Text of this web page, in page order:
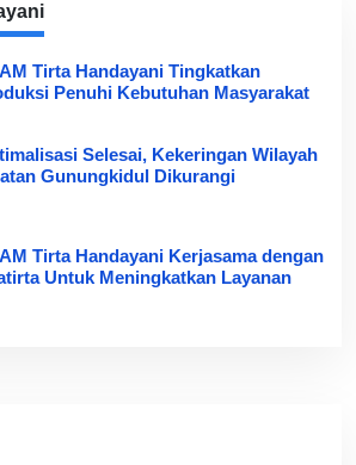
Tirta Handayani Tingkatkan
Penuhi Kebutuhan Masyarakat
Selesai, Kekeringan Wilayah
Gunungkidul Dikurangi
Tirta Handayani Kerjasama dengan
Untuk Meningkatkan Layanan